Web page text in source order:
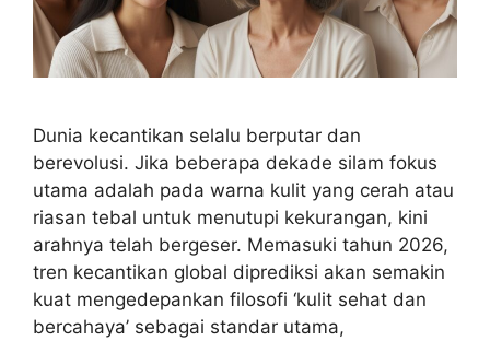
Dunia kecantikan selalu berputar dan
berevolusi. Jika beberapa dekade silam fokus
utama adalah pada warna kulit yang cerah atau
riasan tebal untuk menutupi kekurangan, kini
arahnya telah bergeser. Memasuki tahun 2026,
tren kecantikan global diprediksi akan semakin
kuat mengedepankan filosofi ‘kulit sehat dan
bercahaya’ sebagai standar utama,